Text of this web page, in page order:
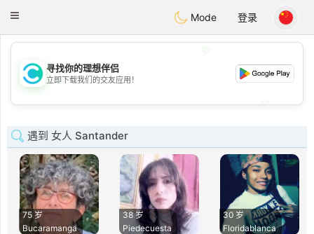
Citas
Toggle
Mode 登录
💖
💕
寻找你的理想伴侣
立即下载我们的交友应用！
遇到 女人 Santander
75 岁
Bucaramanga
38 岁
Piedecuesta
30 岁
Floridablanca